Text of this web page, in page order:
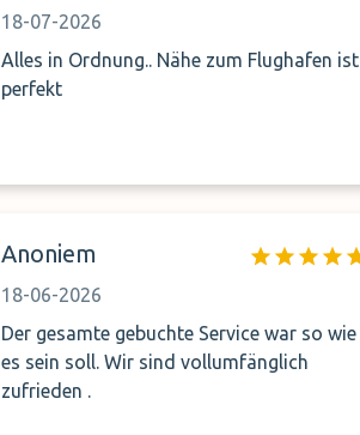
nichts. Ich würde erwarten, dass ein Teil
der Parkgebühr erstattet wird. Sehr
schade...
18-07-2026
Alles in Ordnung.. Nähe zum Flughafen ist
perfekt
Anoniem
18-06-2026
Der gesamte gebuchte Service war so wie
es sein soll. Wir sind vollumfänglich
zufrieden .